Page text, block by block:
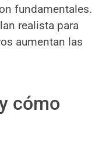
fundamentales.
realista para
aumentan las
cómo